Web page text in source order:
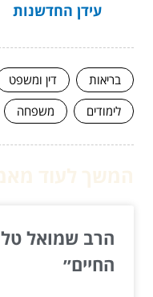
עידן החדשנות
בריאות דין ומשפט
לימודים
משפחה
הרב שמואל
החיים״